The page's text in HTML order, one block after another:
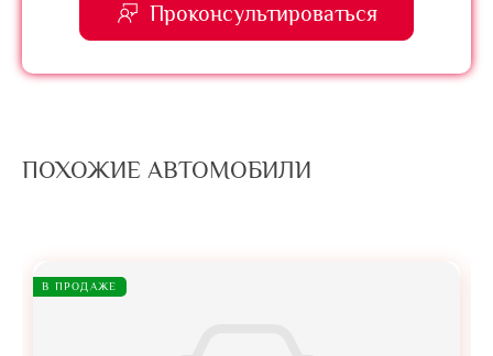
Проконсультироваться
ПОХОЖИЕ АВТОМОБИЛИ
В ПРОДАЖЕ